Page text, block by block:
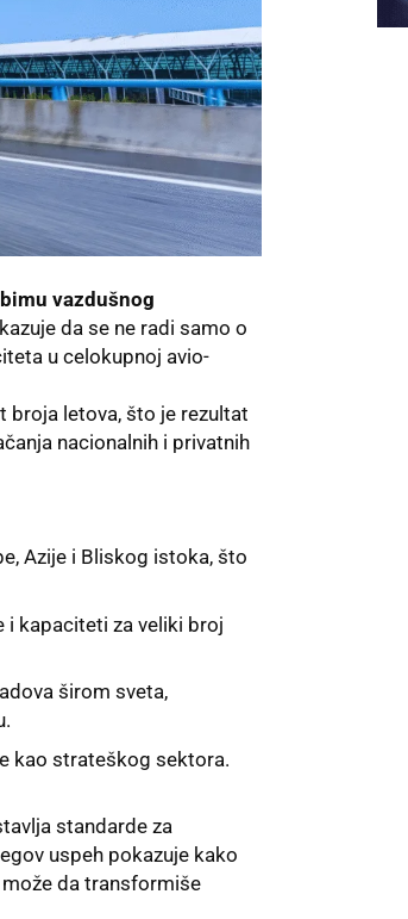
vazdušnog
da se ne radi samo o
u celokupnoj avio-
broja letova, što je rezultat
nacionalnih i privatnih
Azije i Bliskog istoka, što
i kapaciteti za veliki broj
širom sveta,
kao strateškog sektora.
standarde za
uspeh pokazuje kako
da transformiše